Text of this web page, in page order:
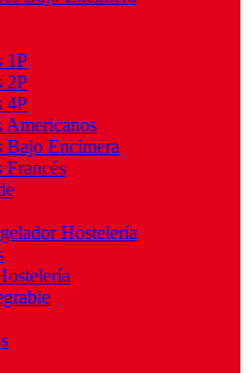
1P
2P
4P
Encimera
Hostelería